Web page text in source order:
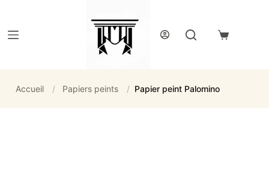
Panier
Accueil / Papiers peints / Papier peint Palomino